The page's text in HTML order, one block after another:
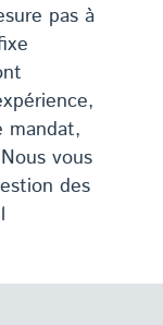
pas à
mandat,
vous
des